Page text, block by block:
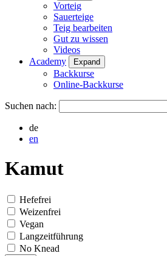
Vorteig
Sauerteige
Teig bearbeiten
Gut zu wissen
Videos
Academy
Expand
Backkurse
Online-Backkurse
Suchen nach:
de
en
Kamut
Hefefrei
Weizenfrei
Vegan
Langzeitführung
No Knead